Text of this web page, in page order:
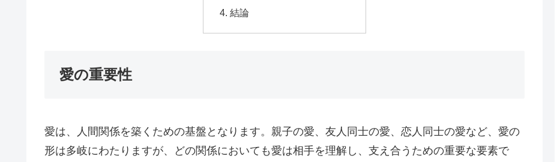
結論
愛の重要性
愛は、人間関係を築くための基盤となります。親子の愛、友人同士の愛、恋人同士の愛など、愛の
形は多岐にわたりますが、どの関係においても愛は相手を理解し、支え合うための重要な要素で